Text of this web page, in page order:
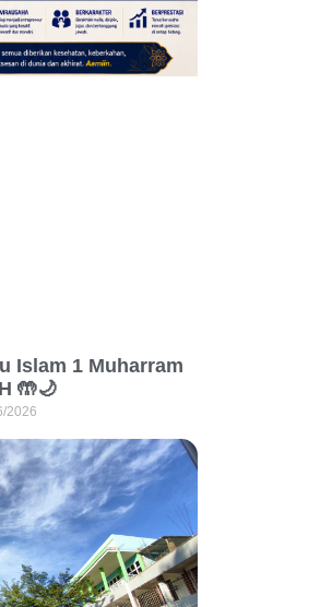
Islam 1 Muharram
🤲🌙
2026